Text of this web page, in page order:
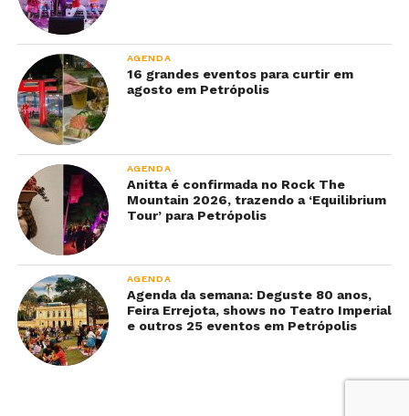
AGENDA
16 grandes eventos para curtir em
agosto em Petrópolis
AGENDA
Anitta é confirmada no Rock The
Mountain 2026, trazendo a ‘Equilibrium
Tour’ para Petrópolis
AGENDA
Agenda da semana: Deguste 80 anos,
Feira Errejota, shows no Teatro Imperial
e outros 25 eventos em Petrópolis